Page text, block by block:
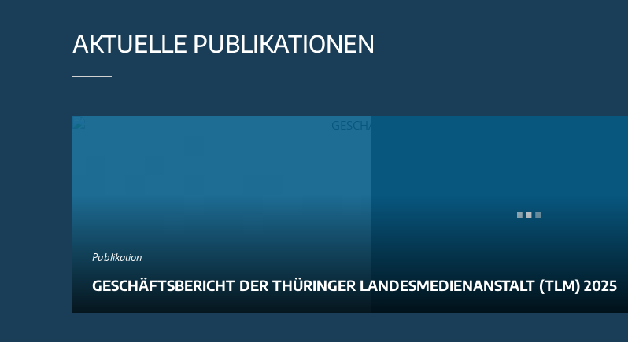
AKTUELLE PUBLIKATIONEN
Publikation
GESCHÄFTSBERICHT DER THÜRINGER LANDESMEDIENANSTALT (TLM) 2025